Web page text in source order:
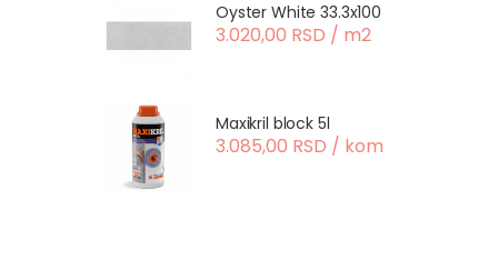
Oyster White 33.3x100
3.020,00 RSD / m2
Maxikril block 5l
3.085,00 RSD / kom